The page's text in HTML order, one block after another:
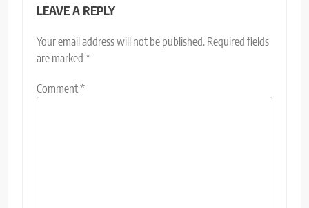
LEAVE A REPLY
Your email address will not be published. Required fields
are marked *
Comment*